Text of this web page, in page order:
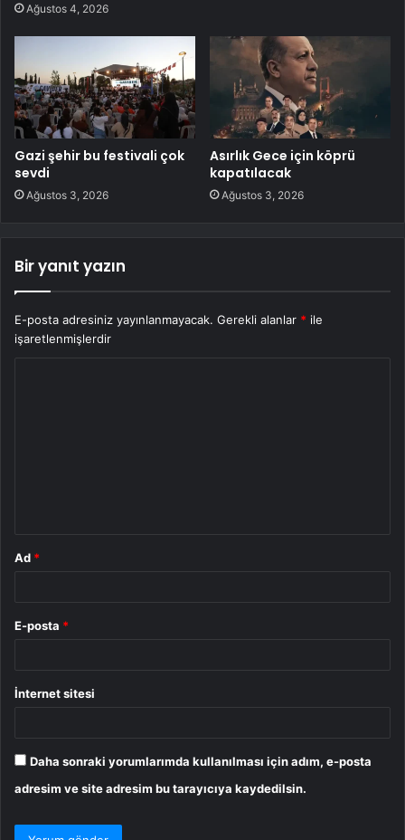
Ağustos 4, 2026
Gazi şehir bu festivali çok
sevdi
Ağustos 3, 2026
Asırlık Gece için köprü
kapatılacak
Ağustos 3, 2026
Bir yanıt yazın
E-posta adresiniz yayınlanmayacak. Gerekli alanlar * ile
işaretlenmişlerdir
Ad *
E-posta *
İnternet sitesi
Daha sonraki yorumlarımda kullanılması için adım, e-posta
adresim ve site adresim bu tarayıcıya kaydedilsin.